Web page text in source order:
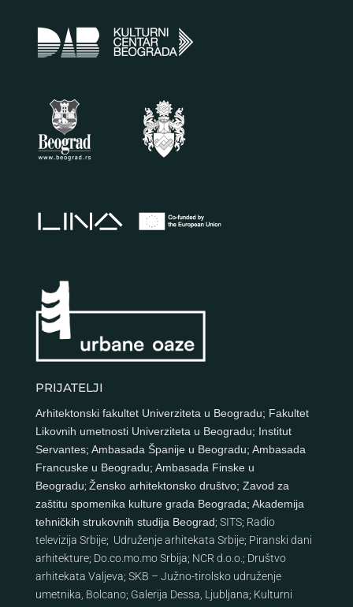
PRIJATELJI
Arhitektonski fakultet Univerziteta u Beogradu; Fakultet
Likovnih umetnosti Univerziteta u Beogradu; Institut
Servantes; Ambasada Španije u Beogradu; Ambasada
Francuske u Beogradu; Ambasada Finske u
Beogradu; Žensko arhitektonsko društvo; Zavod za
zaštitu spomenika kulture grada Beograda; Akademija
tehničkih strukovnih studija Beograd; SITS; Radio
televizija Srbije; Udruženje arhitekata Srbije; Piranski dani
arhitekture; Do.co.mo.mo Srbija; NCR d.o.o. ; Društvo
arhitekata Valjeva; SKB – Južno-tirolsko udruženje
umetnika, Bolcano; Galerija Dessa, Ljubljana; Kulturni